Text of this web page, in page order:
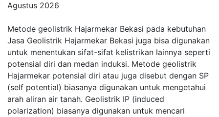
Agustus 2026
Metode geolistrik Hajarmekar Bekasi pada kebutuhan
Jasa Geolistrik Hajarmekar Bekasi juga bisa digunakan
untuk menentukan sifat-sifat kelistrikan lainnya seperti
potensial diri dan medan induksi. Metode geolistrik
Hajarmekar potensial diri atau juga disebut dengan SP
(self potential) biasanya digunakan untuk mengetahui
arah aliran air tanah. Geolistrik IP (induced
polarization) biasanya digunakan untuk mencari